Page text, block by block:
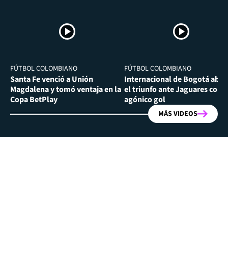
FÚTBOL COLOMBIANO
Santa Fe venció a Unión
Magdalena y tomó ventaja en la
Copa BetPlay
FÚTBOL COLOMBIANO
Internacional de Bogotá
el triunfo ante Jaguares con
agónico gol
MÁS VIDEOS